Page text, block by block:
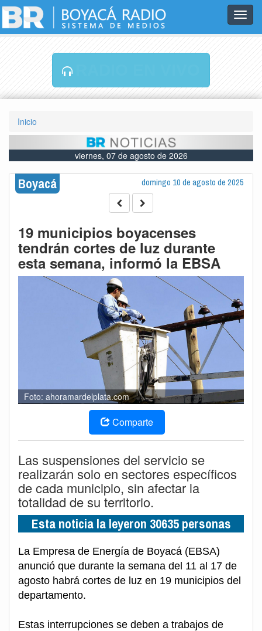
Inicio
viernes, 07 de agosto de 2026
Boyacá domingo 10 de agosto de 2025
19 municipios boyacenses
tendrán cortes de luz durante
esta semana, informó la EBSA
Foto: ahoramardelplata.com
Comparte
Las suspensiones del servicio se
realizarán solo en sectores específicos
de cada municipio, sin afectar la
totalidad de su territorio.
Esta noticia la leyeron 30635 personas
La Empresa de Energía de Boyacá (EBSA)
anunció que durante la semana del 11 al 17 de
agosto habrá cortes de luz en 19 municipios del
departamento.
Estas interrupciones se deben a trabajos de